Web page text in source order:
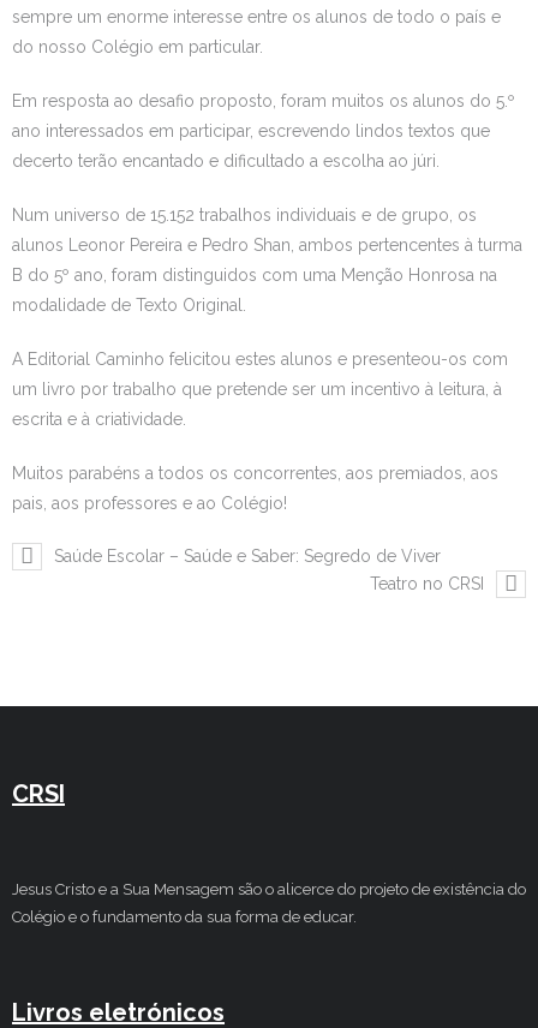
Estudar no CRSI
Contactos
sempre um enorme interesse entre os alunos de todo o país e
do nosso Colégio em particular.
Em resposta ao desafio proposto, foram muitos os alunos do 5.º
ano interessados em participar, escrevendo lindos textos que
decerto terão encantado e dificultado a escolha ao júri.
Num universo de 15.152 trabalhos individuais e de grupo, os
alunos Leonor Pereira e Pedro Shan, ambos pertencentes à turma
B do 5º ano, foram distinguidos com uma Menção Honrosa na
modalidade de Texto Original.
A Editorial Caminho felicitou estes alunos e presenteou-os com
um livro por trabalho que pretende ser um incentivo à leitura, à
escrita e à criatividade.
Muitos parabéns a todos os concorrentes, aos premiados, aos
pais, aos professores e ao Colégio!
Saúde Escolar – Saúde e Saber: Segredo de Viver
Teatro no CRSI
CRSI
Jesus Cristo e a Sua Mensagem são o alicerce do projeto de existência do
Colégio e o fundamento da sua forma de educar.
Livros eletrónicos